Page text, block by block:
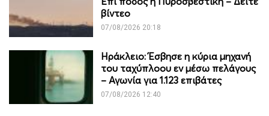
βίντεο
07/08/2026 20:18
Ηράκλειο: Έσβησε η κύρια μηχανή
του ταχύπλοου εν μέσω πελάγους
– Αγωνία για 1.123 επιβάτες
07/08/2026 12:40